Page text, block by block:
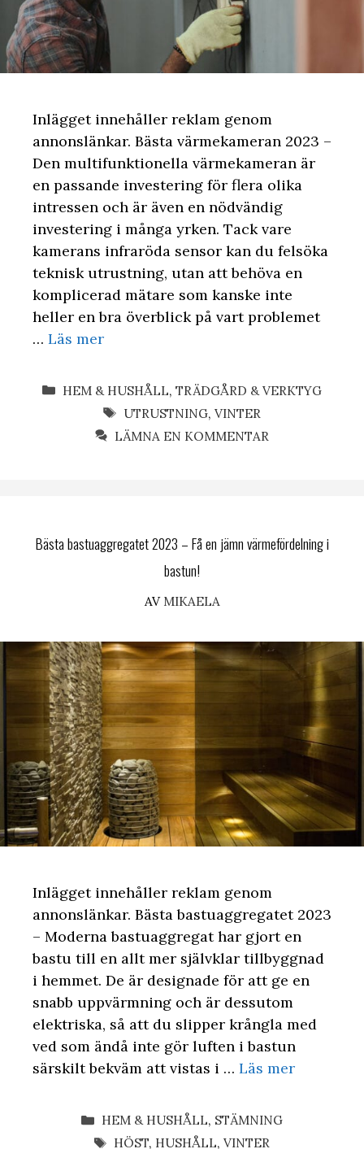
Inlägget innehåller reklam genom
annonslänkar. Bästa värmekameran 2023 –
Den multifunktionella värmekameran är
en passande investering för flera olika
intressen och är även en nödvändig
investering i många yrken. Tack vare
kamerans infraröda sensor kan du felsöka
teknisk utrustning, utan att behöva en
komplicerad mätare som kanske inte
heller en bra överblick på vart problemet
… Läs mer
KATEGORIER
HEM & HUSHÅLL, TRÄDGÅRD & VERKTYG
ETIKETTER
UTRUSTNING, VINTER
LÄMNA EN KOMMENTAR
Bästa bastuaggregatet 2023 – Få en jämn värmefördelning i
bastun!
AV MIKAELA
Inlägget innehåller reklam genom
annonslänkar. Bästa bastuaggregatet 2023
– Moderna bastuaggregat har gjort en
bastu till en allt mer självklar tillbyggnad
i hemmet. De är designade för att ge en
snabb uppvärmning och är dessutom
elektriska, så att du slipper krångla med
ved som ändå inte gör luften i bastun
särskilt bekväm att vistas i … Läs mer
KATEGORIER
HEM & HUSHÅLL, STÄMNING
ETIKETTER
HÖST, HUSHÅLL,VINTER